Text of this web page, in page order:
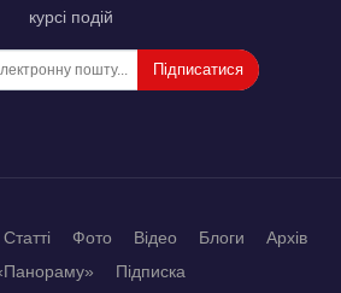
курсі подій
Підписатися
Статті Фото Відео Блоги
Архів
Підписка